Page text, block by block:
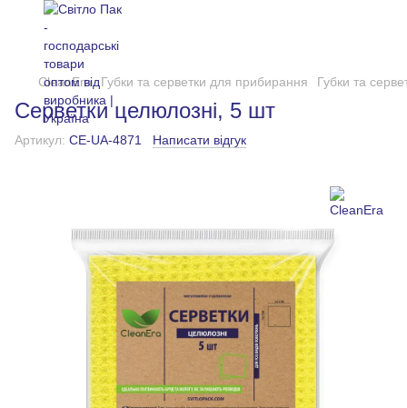
CleanEra Губки та серветки для прибирання Губки та
Серветки целюлозні, 5 шт
Артикул: CE-UA-4871 Написати відгук